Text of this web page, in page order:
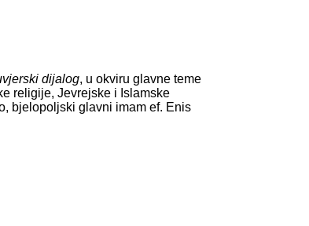
dijalog, u okviru glavne teme
religije, Jevrejske i Islamske
bjelopoljski glavni imam ef. Enis